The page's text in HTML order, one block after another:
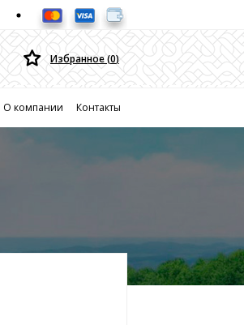
Избранное (0)
О компании Контакты